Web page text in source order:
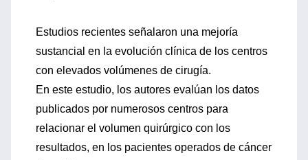
Estudios recientes señalaron una mejoría
sustancial en la evolución clínica de los centros
con elevados volúmenes de cirugía.
En este estudio, los autores evalúan los datos
publicados por numerosos centros para
relacionar el volumen quirúrgico con los
resultados, en los pacientes operados de cáncer